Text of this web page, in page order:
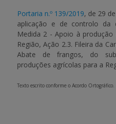
Portaria n.º 139/2019, de 29
aplicação e de controlo da
Medida 2 - Apoio à produção
Região, Ação 2.3. Fileira da
Abate de frangos, do
produções agrícolas para a
Texto escrito conforme o Acordo Ortográfico.